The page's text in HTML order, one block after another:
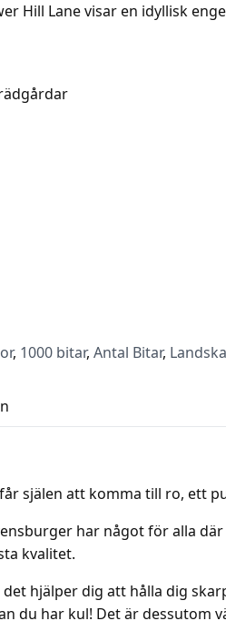
Hill Lane visar en idyllisk
, 1000 bitar, Antal Bitar,
själen att komma till ro, ett
har något för alla
kvalitet.
hjälper dig att hålla dig
du har kul! Det är dessutom